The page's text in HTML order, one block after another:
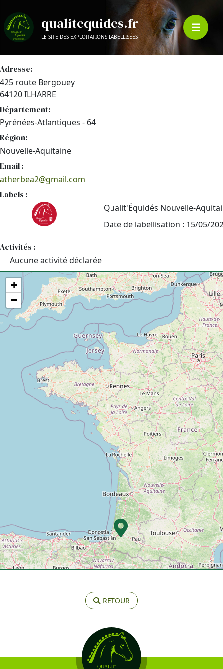
qualitequides.fr
LE SITE DES EXPLOITATIONS LABELLISÉES
Adresse:
425 route Bergouey
64120 ILHARRE
Département:
Pyrénées-Atlantiques - 64
Région:
Nouvelle-Aquitaine
Email :
atherbea2@gmail.com
Labels :
Qualit'Équidés Nouvelle-
Date de labellisation : 15/05/
Activités :
Aucune activité déclarée
+
−
RETOUR